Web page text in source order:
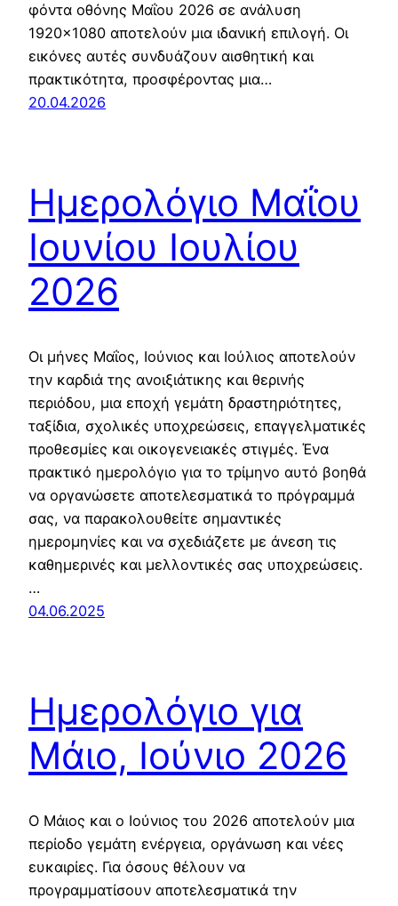
φόντα οθόνης Μαΐου 2026 σε ανάλυση
1920×1080 αποτελούν μια ιδανική επιλογή. Οι
εικόνες αυτές συνδυάζουν αισθητική και
πρακτικότητα, προσφέροντας μια…
20.04.2026
Ημερολόγιο Μαΐου
Ιουνίου Ιουλίου
2026
Οι μήνες Μαΐος, Ιούνιος και Ιούλιος αποτελούν
την καρδιά της ανοιξιάτικης και θερινής
περιόδου, μια εποχή γεμάτη δραστηριότητες,
ταξίδια, σχολικές υποχρεώσεις, επαγγελματικές
προθεσμίες και οικογενειακές στιγμές. Ένα
πρακτικό ημερολόγιο για το τρίμηνο αυτό βοηθά
να οργανώσετε αποτελεσματικά το πρόγραμμά
σας, να παρακολουθείτε σημαντικές
ημερομηνίες και να σχεδιάζετε με άνεση τις
καθημερινές και μελλοντικές σας υποχρεώσεις.
…
04.06.2025
Ημερολόγιο για
Μάιο, Ιούνιο 2026
Ο Μάιος και ο Ιούνιος του 2026 αποτελούν μια
περίοδο γεμάτη ενέργεια, οργάνωση και νέες
ευκαιρίες. Για όσους θέλουν να
προγραμματίσουν αποτελεσματικά την